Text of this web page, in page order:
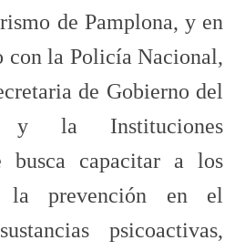
de Pamplona, y en
con la Policía Nacional,
de Gobierno del
y la Instituciones
busca capacitar a los
la prevención en el
psicoactivas,